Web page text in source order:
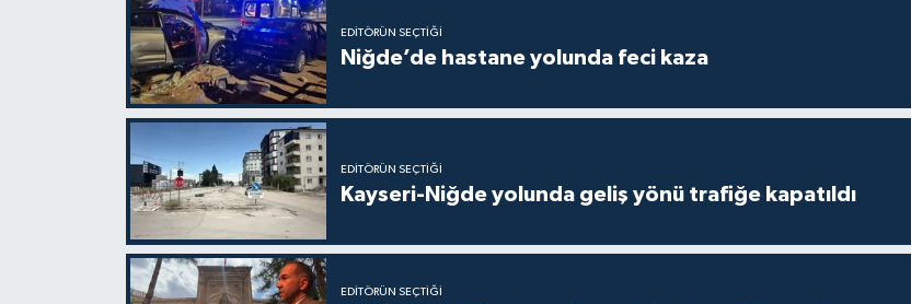
EDITÖRÜN SEÇTIĞI
Niğde’de hastane yolunda feci kaza
EDITÖRÜN SEÇTIĞI
Kayseri-Niğde yolunda geliş yönü trafiğe kapatıldı
EDITÖRÜN SEÇTIĞI